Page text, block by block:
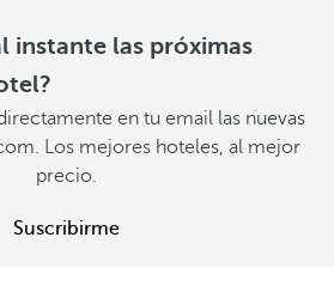
instante las próximas
en tu email las nuevas
Los mejores hoteles, al mejor
precio.
Suscribirme